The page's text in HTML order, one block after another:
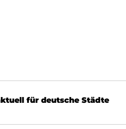
für deutsche Städte